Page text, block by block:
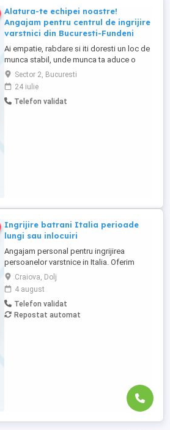
Alatura-te echipei noastre!
Angajam pentru centrul de ingrijire
varstnici din Bucuresti-Fundeni
Ai empatie, rabdare si iti doresti un loc de
munca stabil, unde munca ta aduce o
schimbare reala in viata celor din jur?
Centrul nostru de ingrijire a persoanelor
varstnice din zona Bucuresti - Fundeni isi
mareste echipa! Cautam o colega un
Sector 2, Bucuresti
24 iulie
Telefon validat
Ingrijire batrani Italia perioade
lungi sau inlocuiri
Angajam personal pentru ingrijirea
persoanelor varstnice in Italia. Oferim
stabilitate si sprijin pe toata perioada
contractului. Nu percepem nicio taxa in
Romania sau Italia! Cunostinte medii de
limba italiana! Experienta si recomandarile
constituie avantaj!
Craiova, Dolj
4 august
Telefon validat
Repostat automat